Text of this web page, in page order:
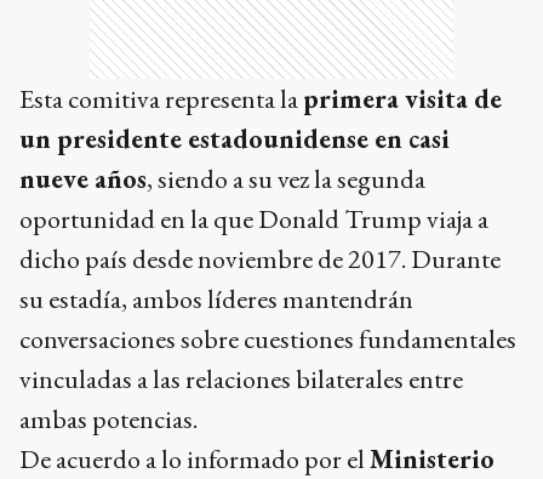
Esta comitiva representa laprimera visita de
un presidente estadounidense en casi
nueve años, siendo a su vez la segunda
oportunidad en la que Donald Trump viaja a
dicho país desde noviembre de 2017. Durante
su estadía, ambos líderes mantendrán
conversaciones sobre cuestiones fundamentales
vinculadas a las relaciones bilaterales entre
ambas potencias.
De acuerdo a lo informado por elMinisterio